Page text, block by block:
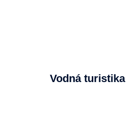
Vodná turistika